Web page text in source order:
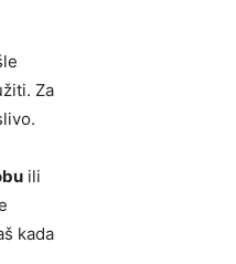
Za
ili
kada